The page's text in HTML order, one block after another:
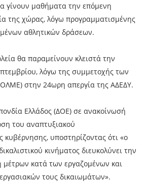
γίνουν μαθήματα την επόμενη
της χώρας, λόγω προγραμματισμένης
αθλητικών δράσεων.
θα παραμείνουν κλειστά την
λόγω της συμμετοχής των
στην 24ωρη απεργία της ΑΔΕΔΥ.
Ελλάδος (ΔΟΕ) σε ανακοίνωσή
του αναπτυξιακού
κυβέρνησης, υποστηρίζοντας ότι «ο
κινήματος διευκολύνει την
κατά των εργαζομένων και
τους δικαιωμάτων».